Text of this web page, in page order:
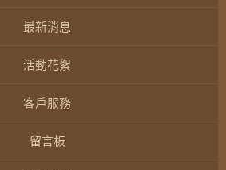
最新消息
活動花絮
客戶服務
留言板